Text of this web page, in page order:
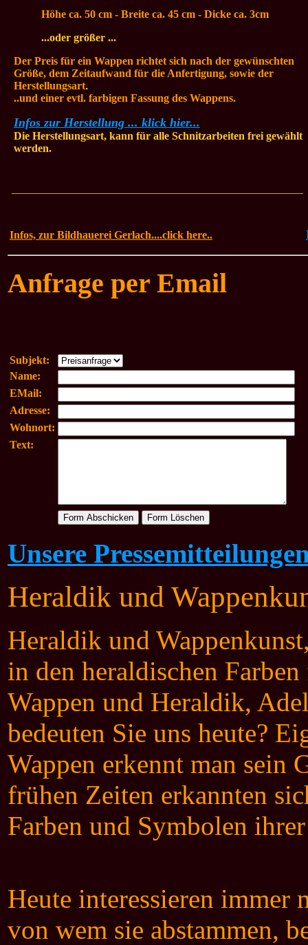
Höhe ca. 50 cm - Breite ca. 45 cm - Dicke ca. 3cm
...oder größer ...
Der Preis für ein Wappen richtet sich nach der gewünschten
Größe, dem Zeitaufwand für die Anfertigung, sowie der
Herstellungsart.
..und einer evtl. farbigen Fassung des Wappens.
Infos zur Herstellung ... klick hier...
Die Herstellungsart, kann für alle Schnitzarbeiten frei gewählt
werden.
Infos, zur Bildhauerei Gerlach....click here..
Anfrage per Email
Subjekt:
Name:
EMail:
Adresse:
Wohnort:
Text:
Unsere
Heraldik und
Heraldik und
in den heraldischen
Wappen und Heraldik,
bedeuten Sie uns heute?
Wappen erkennt man sein
frühen Zeiten erkannten
Farben und Symbolen
Heute interessieren immer
von wem sie abstammen,